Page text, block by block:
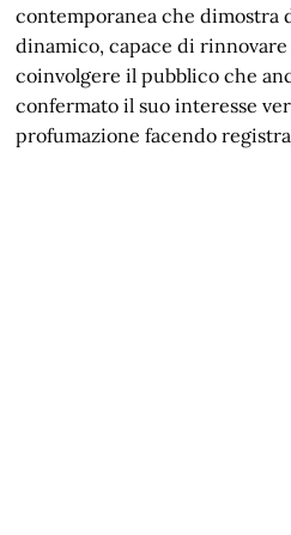
contemporanea che dimostra
dinamico, capace di
coinvolgere il pubblico che
confermato il suo interesse
profumazione facendo